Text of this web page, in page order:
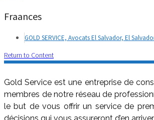
Fraances
GOLD SERVICE, Avocats El Salvador, El
Return to Content
Gold Service est une entreprise de
membres de notre réseau de
le but de vous offrir un service de